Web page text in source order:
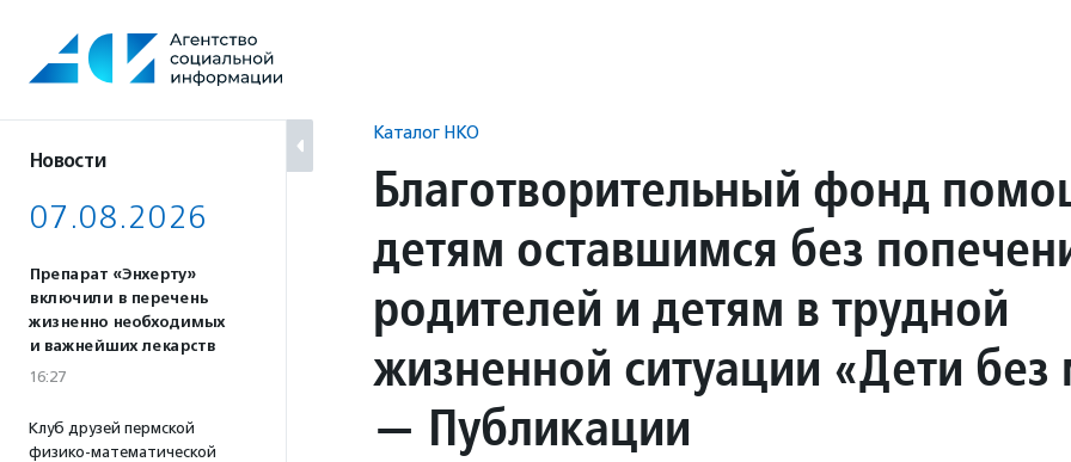
содержанию
Новости
07.08.2026
Препарат «Энхерту»
включили в перечень
жизненно необходимых
и важнейших лекарств
16:27
Клуб друзей пермской
физико-математической
Каталог НКО
Благотворительный фонд
детям оставшимся без
родителей и детям в трудной
жизненной ситуации «Дети
— Публикации